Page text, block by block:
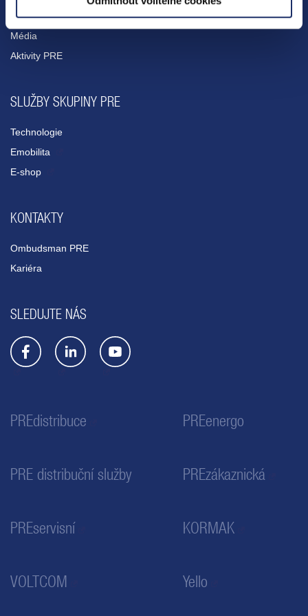
O nás
Média
Aktivity PRE
SLUŽBY SKUPINY PRE
Technologie
Emobilita
E-shop
KONTAKTY
Ombudsman PRE
Kariéra
SLEDUJTE NÁS
PREdistribuce PREenergo
PRE distribuční služby PREzákaznická
PREservisní KORMAK
VOLTCOM Yello